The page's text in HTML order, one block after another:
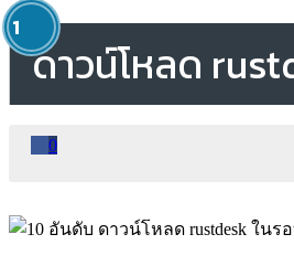
ดาวน์โหลด
0
1